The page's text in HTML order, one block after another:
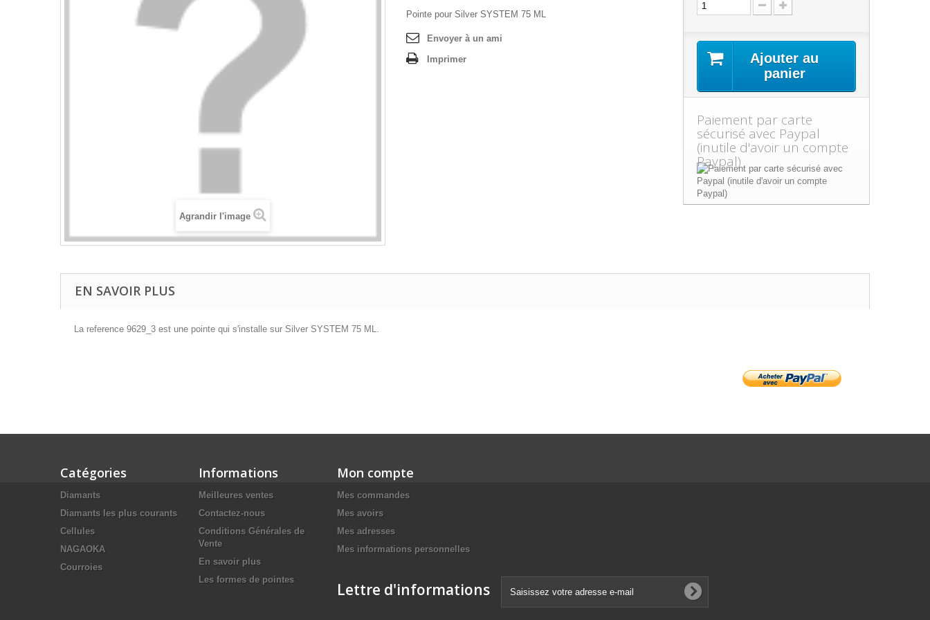
Agrandir l'image
Pointe pour Silver SYSTEM 75 ML
Envoyer à un ami
Imprimer
Ajouter au
panier
Paiement par carte
sécurisé avec Paypal
(inutile d'avoir un compte
Paypal)
EN SAVOIR PLUS
La reference 9629_3 est une pointe qui s'installe sur Silver SYSTEM 75 ML.
Catégories
Diamants
Diamants les plus courants
Cellules
NAGAOKA
Courroies
Informations
Meilleures ventes
Contactez-nous
Conditions Générales de
Vente
En savoir plus
Les formes de pointes
Mon compte
Mes commandes
Mes avoirs
Mes adresses
Mes informations personnelles
Lettre d'informations